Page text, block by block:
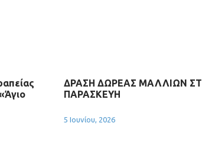
ΔΡΑΣΗ ΔΩΡΕΑΣ ΜΑΛΛΙΩΝ
ΠΑΡΑΣΚΕΥΗ
5 Ιουνίου, 2026